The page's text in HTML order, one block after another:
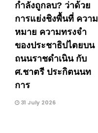
กำลังถูกลบ? ว่าด้วย
การแย่งชิงพื้นที่ ความ
หมาย ความทรงจำ
ของประชาธิปไตยบน
ถนนราชดำเนิน กับ
ศ.ชาตรี ประกิตนนท
การ
31 July 2026